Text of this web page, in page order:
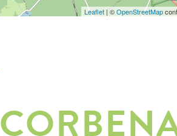
Leaflet | ©OpenStreetMap